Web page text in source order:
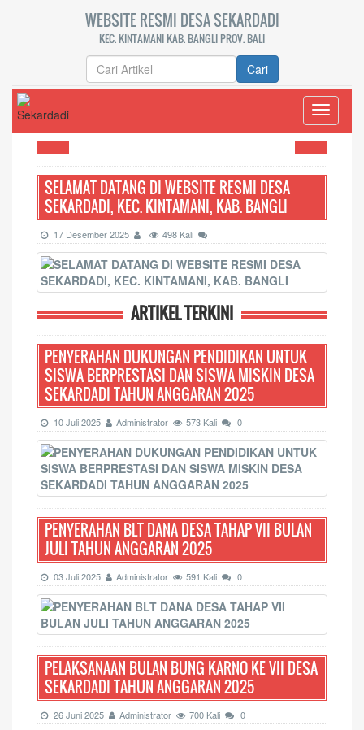
WEBSITE RESMI DESA SEKARDADI
KEC. KINTAMANI KAB. BANGLI PROV. BALI
Cari
Toggle
SELAMAT DATANG DI WEBSITE RESMI DESA
SEKARDADI, KEC. KINTAMANI, KAB. BANGLI
17 Desember 2025 498 Kali
ARTIKEL TERKINI
PENYERAHAN DUKUNGAN PENDIDIKAN UNTUK
SISWA BERPRESTASI DAN SISWA MISKIN DESA
SEKARDADI TAHUN ANGGARAN 2025
10 Juli 2025 Administrator 573 Kali 0
PENYERAHAN BLT DANA DESA TAHAP VII BULAN
JULI TAHUN ANGGARAN 2025
03 Juli 2025 Administrator 591 Kali 0
PELAKSANAAN BULAN BUNG KARNO KE VII DESA
SEKARDADI TAHUN ANGGARAN 2025
26 Juni 2025 Administrator 700 Kali 0